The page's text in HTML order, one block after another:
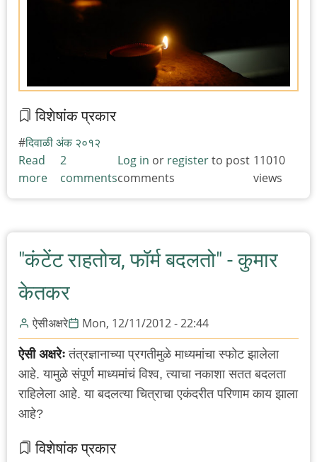
विशेषांक प्रकार
दिवाळी अंक २०१२
Read
more about
छायाचित्रे
2
comments
Log in or registerto post
comments
11010
views
"कंटेंट राहतोच, फॉर्म बदलतो" - कुमार
केतकर
ऐसीअक्षरे Mon, 12/11/2012 - 22:44
ऐसी अक्षरेः तंत्रज्ञानाच्या प्रगतीमुळे माध्यमांचा स्फोट झालेला
आहे. यामुळे संपूर्ण माध्यमांचं विश्व, त्याचा नकाशा सतत बदलता
राहिलेला आहे. या बदलत्या चित्राचा एकंदरीत परिणाम काय झाला
आहे?
विशेषांक प्रकार